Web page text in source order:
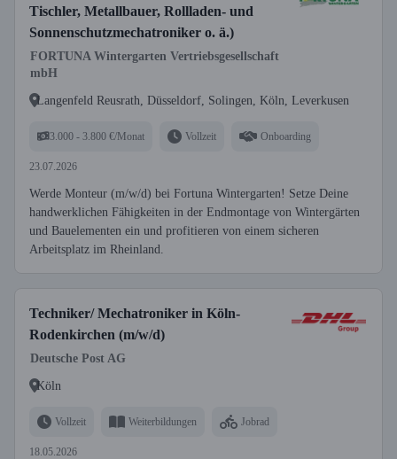
Tischler, Metallbauer, Rollladen- und
Sonnenschutzmechatroniker o. ä.)
FORTUNA Wintergarten Vertriebsgesellschaft
mbH
Langenfeld Reusrath, Düsseldorf, Solingen, Köln, Leverkusen
3.000 - 3.800 €/Monat Vollzeit Onboarding
23.07.2026
Werde Monteur (m/w/d) bei Fortuna Wintergarten! Setze Deine
handwerklichen Fähigkeiten in der Endmontage von Wintergärten
und Bauelementen ein und profitieren von einem sicheren
Arbeitsplatz im Rheinland.
Techniker/ Mechatroniker in Köln-
Rodenkirchen (m/w/d)
Deutsche Post AG
Köln
Vollzeit Weiterbildungen Jobrad
18.05.2026